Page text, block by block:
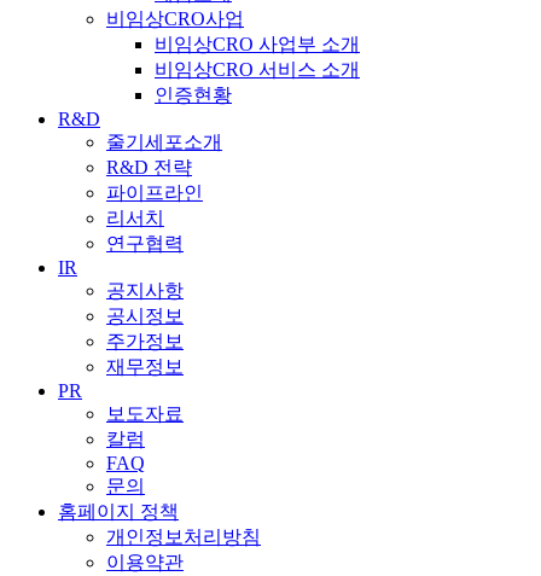
비임상CRO사업
비임상CRO 사업부 소개
비임상CRO 서비스 소개
인증현황
R&D
줄기세포소개
R&D 전략
파이프라인
리서치
연구협력
IR
공지사항
공시정보
주가정보
재무정보
PR
보도자료
칼럼
FAQ
문의
홈페이지 정책
개인정보처리방침
이용약관